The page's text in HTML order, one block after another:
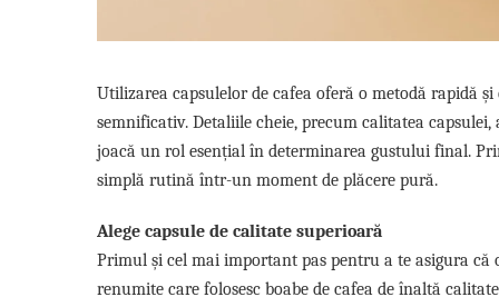
Cafea macinata
Utilizarea capsulelor de cafea oferă o metodă rapidă
semnificativ. Detaliile cheie, precum calitatea
joacă un rol esențial în determinarea gustului final.
simplă rutină într-un moment de plăcere pură.
Alege capsule de calitate superioară
Primul și cel mai important pas pentru a te asigura că
renumite care folosesc boabe de cafea de înaltă